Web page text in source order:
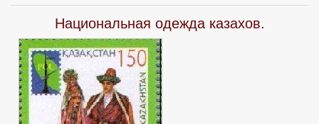
Национальная одежда казахов.